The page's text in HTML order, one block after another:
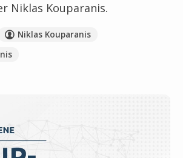
Niklas Kouparanis.
Niklas Kouparanis